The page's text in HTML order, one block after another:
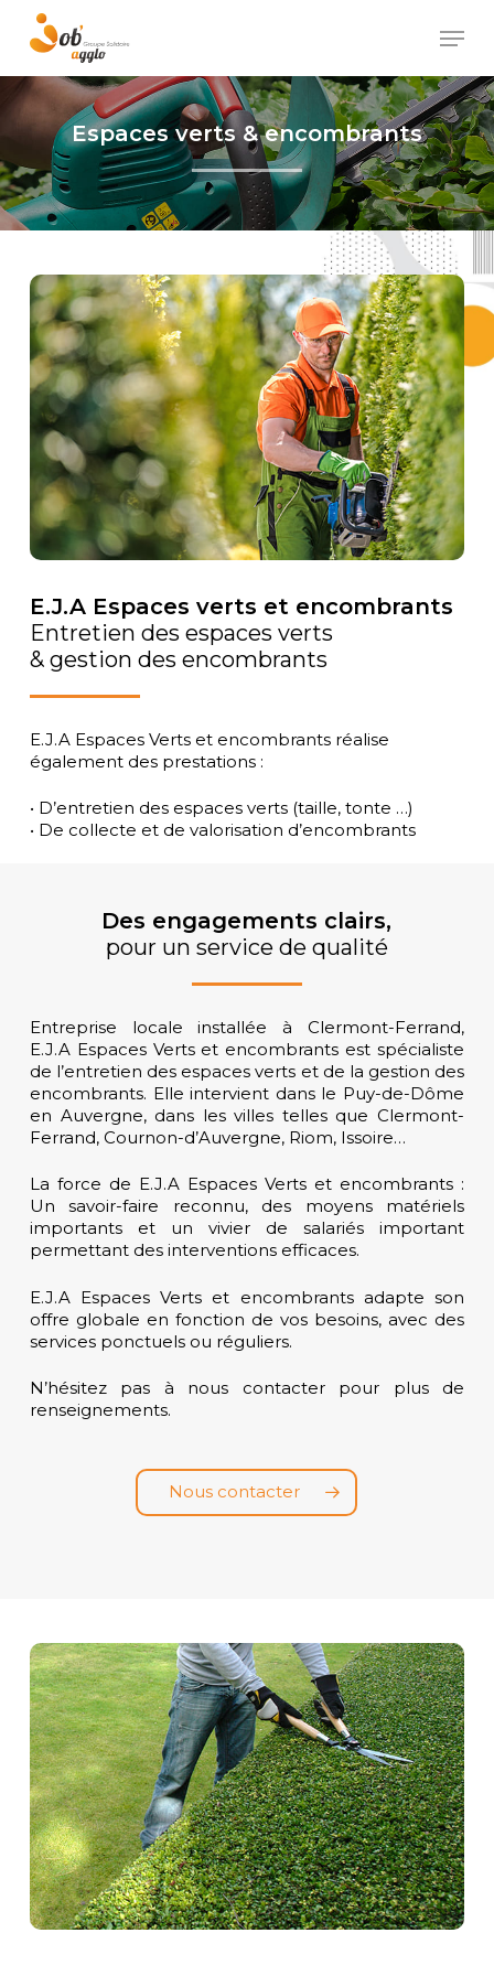
main
content
Espaces verts & encombrants
E.J.A Espaces verts et encombrants
Entretien des espaces verts
& gestion des encombrants
E.J.A Espaces Verts et encombrants réalise
également des prestations :
• D’entretien des espaces verts (taille, tonte …)
• De collecte et de valorisation d’encombrants
Des engagements clairs,
pour un service de qualité
Entreprise locale installée à Clermont-Ferrand,
E.J.A Espaces Verts et encombrants est spécialiste
de l’entretien des espaces verts et de la gestion des
encombrants. Elle intervient dans le Puy-de-Dôme
en Auvergne, dans les villes telles que Clermont-
Ferrand, Cournon-d’Auvergne, Riom, Issoire…
La force de E.J.A Espaces Verts et encombrants :
Un savoir-faire reconnu, des moyens matériels
importants et un vivier de salariés important
permettant des interventions efficaces.
E.J.A Espaces Verts et encombrants adapte son
offre globale en fonction de vos besoins, avec des
services ponctuels ou réguliers.
N’hésitez pas à nous contacter pour plus de
renseignements.
Nous contacter